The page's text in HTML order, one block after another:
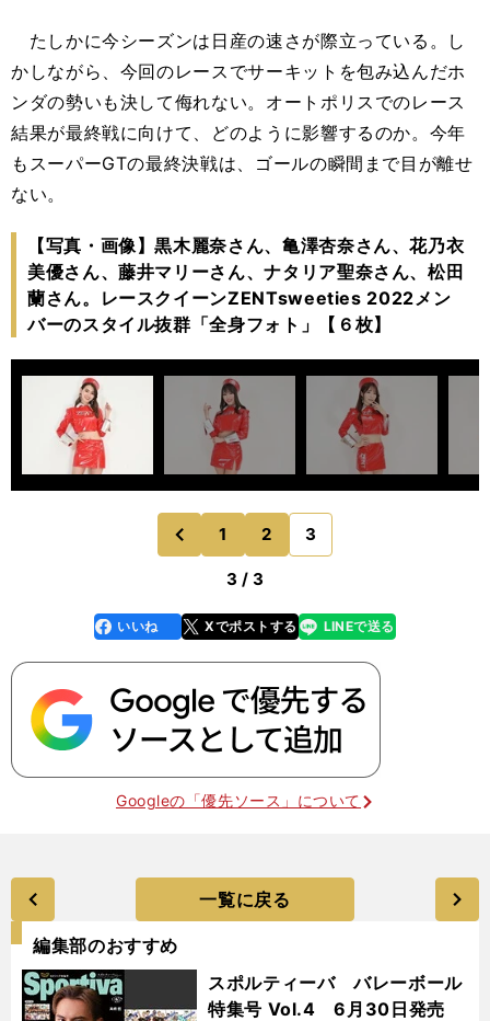
たしかに今シーズンは日産の速さが際立っている。し
かしながら、今回のレースでサーキットを包み込んだホ
ンダの勢いも決して侮れない。オートポリスでのレース
結果が最終戦に向けて、どのように影響するのか。今年
もスーパーGTの最終決戦は、ゴールの瞬間まで目が離せ
ない。
【写真・画像】黒木麗奈さん、亀澤杏奈さん、花乃衣
美優さん、藤井マリーさん、ナタリア聖奈さん、松田
蘭さん。レースクイーンZENTsweeties 2022メン
バーのスタイル抜群「全身フォト」【６枚】
前
のページへ
1 2 3
3 / 3
faceboo
k
いいね Xでポストする
line LINEで送る
Googleの「優先ソース」について
一覧に戻る
編集部のおすすめ
スポルティーバ バレーボール
特集号 Vol.4 6月30日発売